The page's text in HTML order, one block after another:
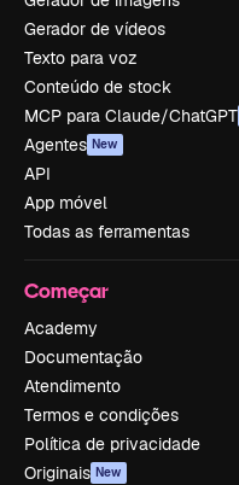
Gerador de vídeos
Texto para voz
Conteúdo de stock
MCP para Claude/ChatGPT
Agentes New
API
App móvel
Todas as ferramentas
Começar
Academy
Documentação
Atendimento
Termos e condições
Política de privacidade
Originais New